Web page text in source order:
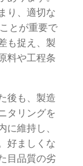
り、適切な
とが重要で
も捉え、製
料や工程条
後も、製造
タリングを
維持し、
好ましくな
目品質の劣